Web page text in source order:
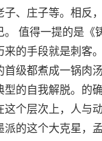
庄子等。相反，
值得一提的是《
的手段就是刺客
级都煮成一锅肉
自我解脱。的
个层次上，人与
的这个大克星，